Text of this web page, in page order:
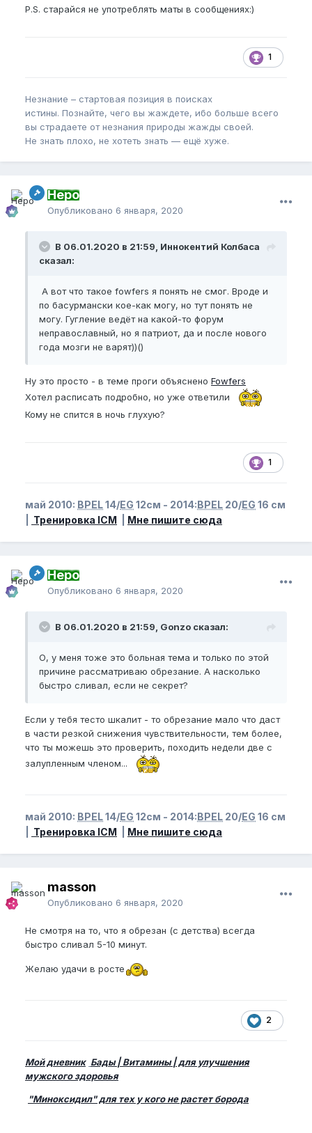
P.S. старайся не употреблять маты в сообщениях:)
1
Незнание – стартовая позиция в поисках
истины. Познайте, чего вы жаждете, ибо больше всего
вы страдаете от незнания природы жажды своей.
Не знать плохо, не хотеть знать — ещё хуже.
Неро
Опубликовано 6 января, 2020
В 06.01.2020 в 21:59, Иннокентий Колбаса
сказал:
А вот что такое fowfers я понять не смог. Вроде и
по басурмански кое-как могу, но тут понять не
могу. Гугление ведёт на какой-то форум
неправославный, но я патриот, да и после нового
года мозги не варят))()
Ну это просто - в теме проги объяснено Fowfers
Хотел расписать подробно, но уже ответили
Кому не спится в ночь глухую?
1
май 2010: BPEL14/EG 12см - 2014:BPEL 20/EG 16 см
Тренировка ICM Мне пишите сюда
Неро
Опубликовано 6 января, 2020
В 06.01.2020 в 21:59, Gonzo сказал:
О, у меня тоже это больная тема и только по этой
причине рассматриваю обрезание. А насколько
быстро сливал, если не секрет?
Если у тебя тесто шкалит - то обрезание мало что даст
в части резкой снижения чувствительности, тем более,
что ты можешь это проверить, походить недели две с
залупленным членом...
май 2010: BPEL14/EG 12см - 2014:BPEL 20/EG 16 см
Тренировка ICM Мне пишите сюда
masson
Опубликовано 6 января, 2020
Не смотря на то, что я обрезан (с детства) всегда
быстро сливал 5-10 минут.
Желаю удачи в росте
2
Мой дневник Бады | Витамины | для улучшения
мужского здоровья
"Миноксидил" для тех у кого не растет борода